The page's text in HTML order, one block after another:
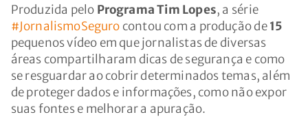
Produzida pelo Programa Tim Lopes, a série
#JornalismoSeguro contou com a produção de15
pequenos vídeo em que jornalistas de diversas
áreas compartilharam dicas de segurança e como
se resguardar ao cobrir determinados temas, além
de proteger dados e informações, como não expor
suas fontes e melhorar a apuração.